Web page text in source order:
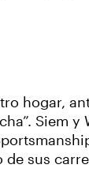
hogar,
Siem y
sus